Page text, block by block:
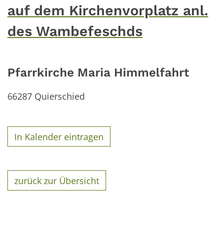
auf dem Kirchenvorplatz anl.
des Wambefeschds
Pfarrkirche Maria Himmelfahrt
66287 Quierschied
In Kalender eintragen
zurück zur Übersicht